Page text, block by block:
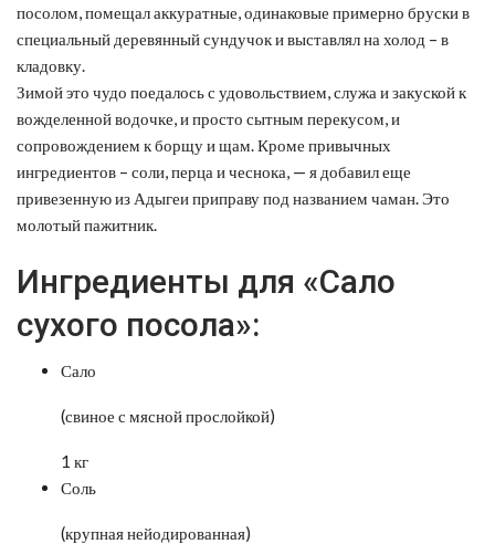
посолом, помещал аккуратные, одинаковые примерно бруски в
специальный деревянный сундучок и выставлял на холод – в
кладовку.
Зимой это чудо поедалось с удовольствием, служа и закуской к
вожделенной водочке, и просто сытным перекусом, и
сопровождением к борщу и щам. Кроме привычных
ингредиентов – соли, перца и чеснока, — я добавил еще
привезенную из Адыгеи приправу под названием чаман. Это
молотый пажитник.
Ингредиенты для «Сало
сухого посола»:
Сало
(свиное с мясной прослойкой)
1 кг
Соль
(крупная нейодированная)